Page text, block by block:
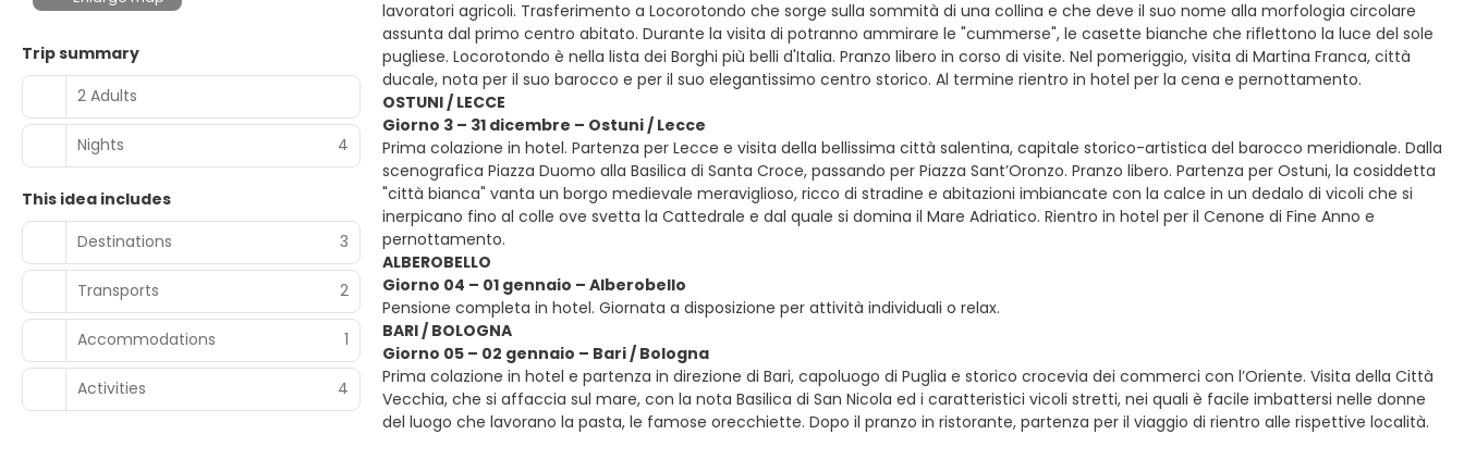
Trip summary
2 Adults
Nights 4
This idea includes
Destinations
3
Transports 2
Accommodations 1
Activities 4
lavoratori agricoli. Trasferimento a Locorotondo che sorge sulla sommità di una collina e che deve il suo nome alla morfologia circolare
assunta dal primo centro abitato. Durante la visita di potranno ammirare le "cummerse", le casette bianche che riflettono la luce del sole
pugliese. Locorotondo è nella lista dei Borghi più belli d'Italia. Pranzo libero in corso di visite. Nel pomeriggio, visita di Martina Franca, città
ducale, nota per il suo barocco e per il suo elegantissimo centro storico. Al termine rientro in hotel per la cena e pernottamento.
OSTUNI / LECCE
Giorno 3 – 31 dicembre – Ostuni / Lecce
Prima colazione in hotel. Partenza per Lecce e visita della bellissima città salentina, capitale storico-artistica del barocco meridionale. Dalla
scenografica Piazza Duomo alla Basilica di Santa Croce, passando per Piazza Sant’Oronzo. Pranzo libero. Partenza per Ostuni, la cosiddetta
"città bianca" vanta un borgo medievale meraviglioso, ricco di stradine e abitazioni imbiancate con la calce in un dedalo di vicoli che si
inerpicano fino al colle ove svetta la Cattedrale e dal quale si domina il Mare Adriatico. Rientro in hotel per il Cenone di Fine Anno e
pernottamento.
ALBEROBELLO
Giorno 04 – 01 gennaio – Alberobello
Pensione completa in hotel. Giornata a disposizione per attività individuali o relax.
BARI / BOLOGNA
Giorno 05 – 02 gennaio – Bari / Bologna
Prima colazione in hotel e partenza in direzione di Bari, capoluogo di Puglia e storico crocevia dei commerci con l’Oriente. Visita della Città
Vecchia, che si affaccia sul mare, con la nota Basilica di San Nicola ed i caratteristici vicoli stretti, nei quali è facile imbattersi nelle donne
del luogo che lavorano la pasta, le famose orecchiette. Dopo il pranzo in ristorante, partenza per il viaggio di rientro alle rispettive località.